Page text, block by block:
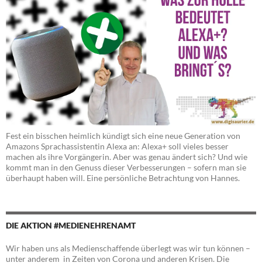
Fest ein bisschen heimlich kündigt sich eine neue Generation von
Amazons Sprachassistentin Alexa an: Alexa+ soll vieles besser
machen als ihre Vorgängerin. Aber was genau ändert sich? Und wie
kommt man in den Genuss dieser Verbesserungen – sofern man sie
überhaupt haben will. Eine persönliche Betrachtung von Hannes.
DIE AKTION #MEDIENEHRENAMT
Wir haben uns als Medienschaffende überlegt was wir tun können –
unter anderem in Zeiten von Corona und anderen Krisen. Die